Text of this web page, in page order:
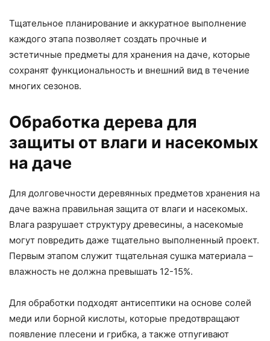
Тщательное планирование и аккуратное выполнение
каждого этапа позволяет создать прочные и
эстетичные предметы для хранения на даче, которые
сохранят функциональность и внешний вид в течение
многих сезонов.
Обработка дерева для
защиты от влаги и насекомых
на даче
Для долговечности деревянных предметов хранения на
даче важна правильная защита от влаги и насекомых.
Влага разрушает структуру древесины, а насекомые
могут повредить даже тщательно выполненный проект.
Первым этапом служит тщательная сушка материала –
влажность не должна превышать 12-15%.
Для обработки подходят антисептики на основе солей
меди или борной кислоты, которые предотвращают
появление плесени и грибка, а также отпугивают